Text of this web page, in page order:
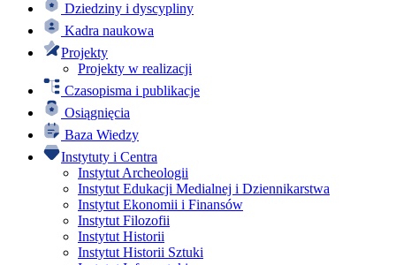
Dziedziny i dyscypliny
Kadra naukowa
Projekty
Projekty w realizacji
Czasopisma i publikacje
Osiągnięcia
Baza Wiedzy
Instytuty i Centra
Instytut Archeologii
Instytut Edukacji Medialnej i Dziennikarstwa
Instytut Ekonomii i Finansów
Instytut Filozofii
Instytut Historii
Instytut Historii Sztuki